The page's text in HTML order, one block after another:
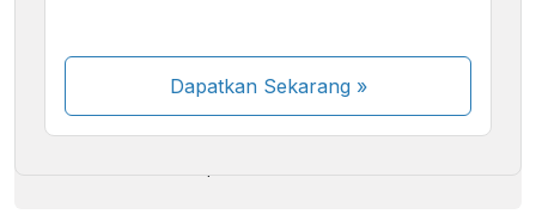
Dapatkan Sekarang»
Beberapa metode pembayaran masih dalam